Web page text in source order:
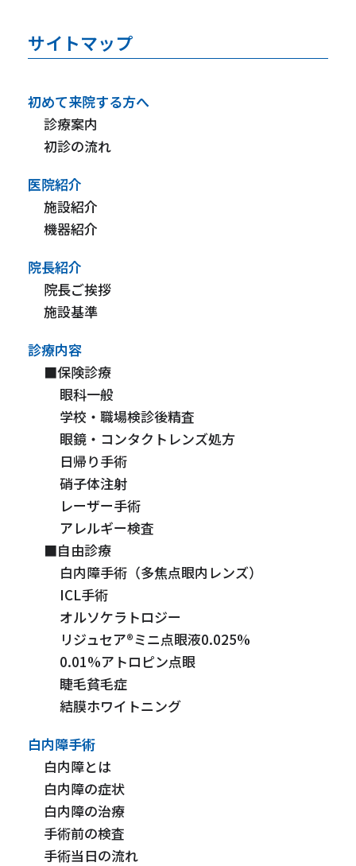
サイトマップ
初めて来院する方へ
診療案内
初診の流れ
医院紹介
施設紹介
機器紹介
院長紹介
院長ご挨拶
施設基準
診療内容
■保険診療
眼科一般
学校・職場検診後精査
眼鏡・コンタクトレンズ処方
日帰り手術
硝子体注射
レーザー手術
アレルギー検査
■自由診療
白内障手術（多焦点眼内レンズ）
ICL手術
オルソケラトロジー
リジュセア®ミニ点眼液0.025%
0.01%アトロピン点眼
睫毛貧毛症
結膜ホワイトニング
白内障手術
白内障とは
白内障の症状
白内障の治療
手術前の検査
手術当日の流れ